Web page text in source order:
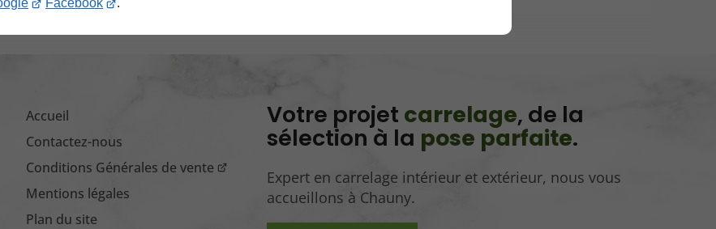
Facebook .
Accueil
Contactez-nous
Conditions Générales de vente
Mentions légales
Plan du site
Votre projet carrelage, de la
sélection à la pose parfaite.
Expert en carrelage intérieur et extérieur, nous vous
accueillons à Chauny.